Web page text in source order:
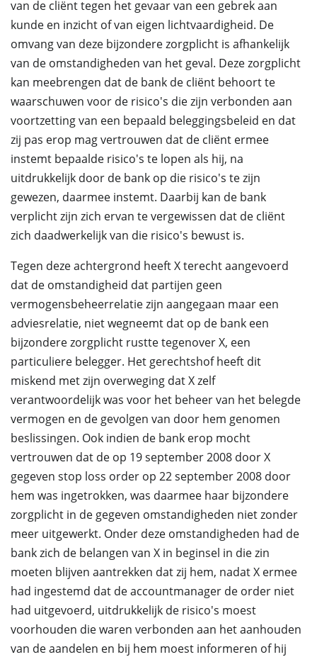
van de cliënt tegen het gevaar van een gebrek aan
kunde en inzicht of van eigen lichtvaardigheid. De
omvang van deze bijzondere zorgplicht is afhankelijk
van de omstandigheden van het geval. Deze zorgplicht
kan meebrengen dat de bank de cliënt behoort te
waarschuwen voor de risico's die zijn verbonden aan
voortzetting van een bepaald beleggingsbeleid en dat
zij pas erop mag vertrouwen dat de cliënt ermee
instemt bepaalde risico's te lopen als hij, na
uitdrukkelijk door de bank op die risico's te zijn
gewezen, daarmee instemt. Daarbij kan de bank
verplicht zijn zich ervan te vergewissen dat de cliënt
zich daadwerkelijk van die risico's bewust is.
Tegen deze achtergrond heeft X terecht aangevoerd
dat de omstandigheid dat partijen geen
vermogensbeheerrelatie zijn aangegaan maar een
adviesrelatie, niet wegneemt dat op de bank een
bijzondere zorgplicht rustte tegenover X, een
particuliere belegger. Het gerechtshof heeft dit
miskend met zijn overweging dat X zelf
verantwoordelijk was voor het beheer van het belegde
vermogen en de gevolgen van door hem genomen
beslissingen. Ook indien de bank erop mocht
vertrouwen dat de op 19 september 2008 door X
gegeven stop loss order op 22 september 2008 door
hem was ingetrokken, was daarmee haar bijzondere
zorgplicht in de gegeven omstandigheden niet zonder
meer uitgewerkt. Onder deze omstandigheden had de
bank zich de belangen van X in beginsel in die zin
moeten blijven aantrekken dat zij hem, nadat X ermee
had ingestemd dat de accountmanager de order niet
had uitgevoerd, uitdrukkelijk de risico's moest
voorhouden die waren verbonden aan het aanhouden
van de aandelen en bij hem moest informeren of hij